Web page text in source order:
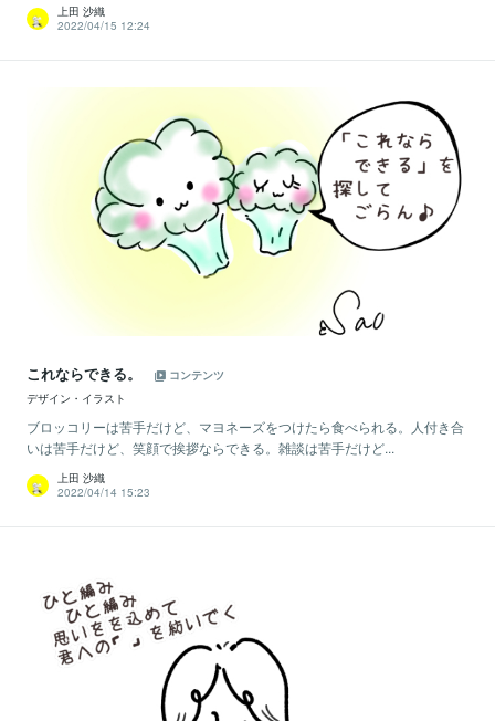
上田 沙織
2022/04/15 12:24
これならできる。
コンテンツ
デザイン・イラスト
ブロッコリーは苦手だけど、マヨネーズをつけたら食べられる。人付き合
いは苦手だけど、笑顔で挨拶ならできる。雑談は苦手だけど...
上田 沙織
2022/04/14 15:23